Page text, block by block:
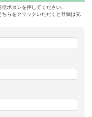
ボタンを押してください。
らをクリックいただくと登録は完